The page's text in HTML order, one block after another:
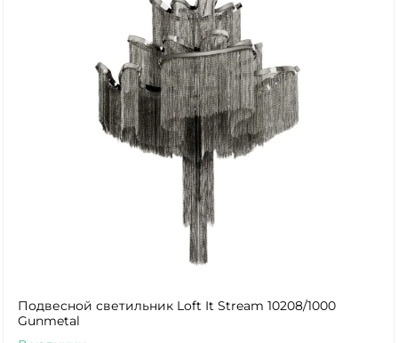
Подвесной светильник Loft It Stream 10208/1000
Gunmetal